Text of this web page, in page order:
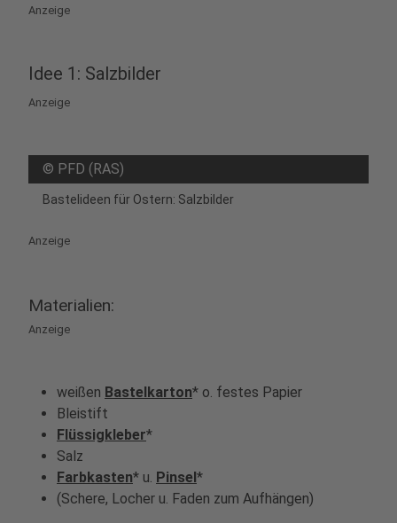
Anzeige
Idee 1: Salzbilder
Anzeige
© PFD (RAS)
Bastelideen für Ostern: Salzbilder
Anzeige
Materialien:
Anzeige
weißen Bastelkarton* o. festes Papier
Bleistift
Flüssigkleber*
Salz
Farbkasten* u. Pinsel*
(Schere, Locher u. Faden zum Aufhängen)